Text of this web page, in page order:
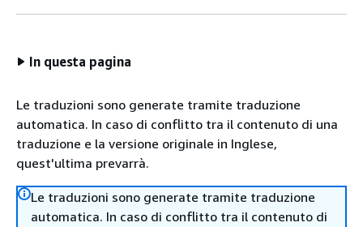
In questa pagina
Le traduzioni sono generate tramite traduzione
automatica. In caso di conflitto tra il contenuto di una
traduzione e la versione originale in Inglese,
quest'ultima prevarrà.
Le traduzioni sono generate tramite traduzione
automatica. In caso di conflitto tra il contenuto di